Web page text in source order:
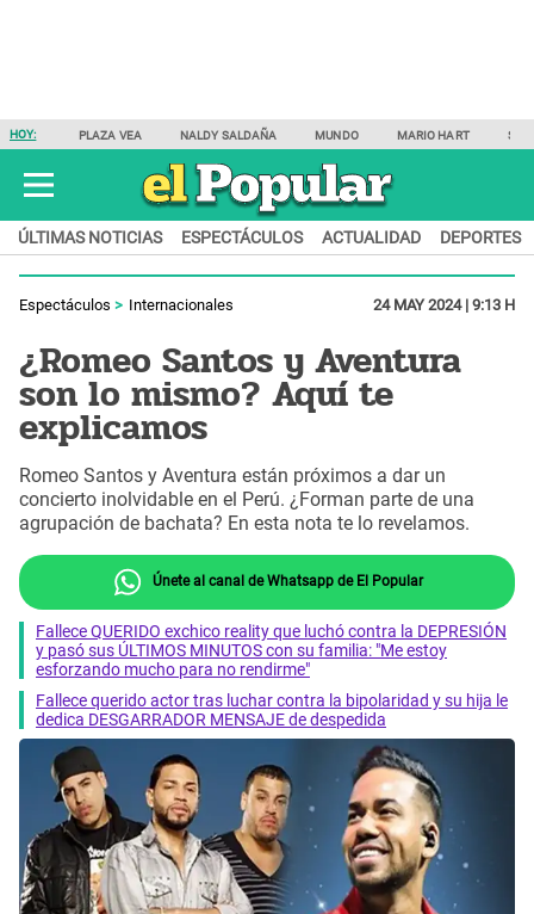
HOY: PLAZA VEA NALDY SALDAÑA MUNDO MARIO HART
ÚLTIMAS NOTICIAS ESPECTÁCULOS ACTUALIDAD DEPORTES
Espectáculos Internacionales 24 MAY 2024 | 9:13 H
¿Romeo Santos y Aventura
son lo mismo? Aquí te
explicamos
Romeo Santos y Aventura están próximos a dar un
concierto inolvidable en el Perú. ¿Forman parte de una
agrupación de bachata? En esta nota te lo revelamos.
Únete al canal de Whatsapp de El Popular
Fallece QUERIDO exchico reality que luchó contra la DEPRESIÓN
y pasó sus ÚLTIMOS MINUTOS con su familia: "Me estoy
esforzando mucho para no rendirme"
Fallece querido actor tras luchar contra la bipolaridad y su hija le
dedica DESGARRADOR MENSAJE de despedida